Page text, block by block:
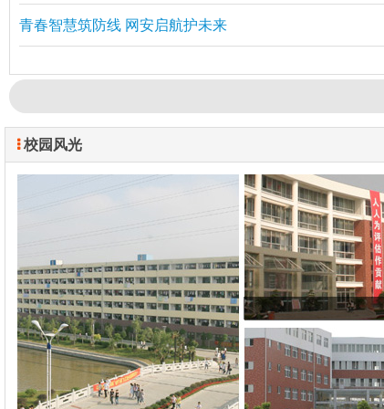
青春智慧筑防线 网安启航护未来
校园风光